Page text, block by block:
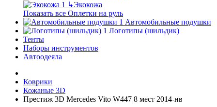
↳Экокожа
Показать все Оплетки на руль
Автомобильные подушки
Логотипы (шильдик)
Тенты
Наборы инструментов
Автоодеяла
Коврики
Кожаные 3D
Престиж 3D Mercedes Vito W447 8 мест 2014-нв